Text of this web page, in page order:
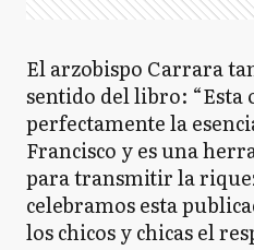
El arzobispo Carrara
sentido del libro: “Esta
perfectamente la
Francisco y es una
para transmitir la
celebramos esta
los chicos y chicas el